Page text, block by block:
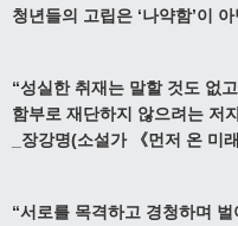
청년들의 고립은 ‘나약함’이
“성실한 취재는 말할 것도 없고
함부로 재단하지 않으려는 저
장강명(소설가 《먼저 온 미래
“서로를 목격하고 경청하며